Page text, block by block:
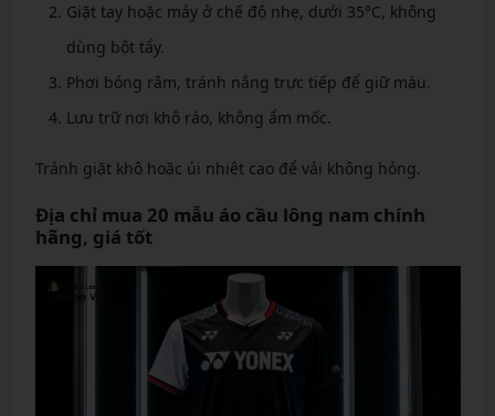
Giặt tay hoặc máy ở chế độ nhẹ, dưới 35°C, không
dùng bột tẩy.
Phơi bóng râm, tránh nắng trực tiếp để giữ màu.
Lưu trữ nơi khô ráo, không ẩm mốc.
Tránh giặt khô hoặc ủi nhiệt cao để vải không hỏng.
Địa chỉ mua 20 mẫu áo cầu lông nam chính
hãng, giá tốt